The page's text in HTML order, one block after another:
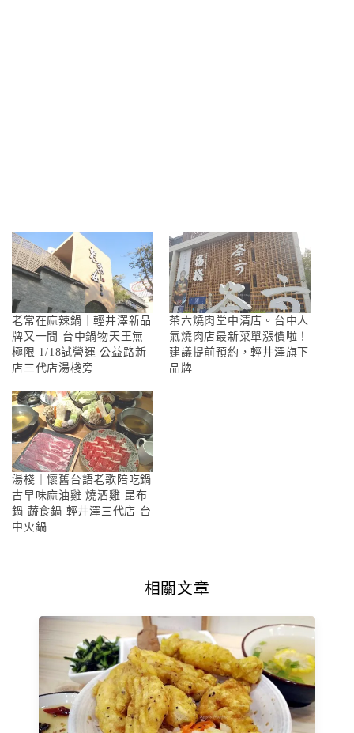
老常在麻辣鍋｜輕井澤新品
牌又一間 台中鍋物天王無
極限 1/18試營運 公益路新
店三代店湯棧旁
茶六燒肉堂中清店。台中人
氣燒肉店最新菜單漲價啦！
建議提前預約，輕井澤旗下
品牌
湯棧｜懷舊台語老歌陪吃鍋
古早味麻油雞 燒酒雞 昆布
鍋 蔬食鍋 輕井澤三代店 台
中火鍋
相關文章